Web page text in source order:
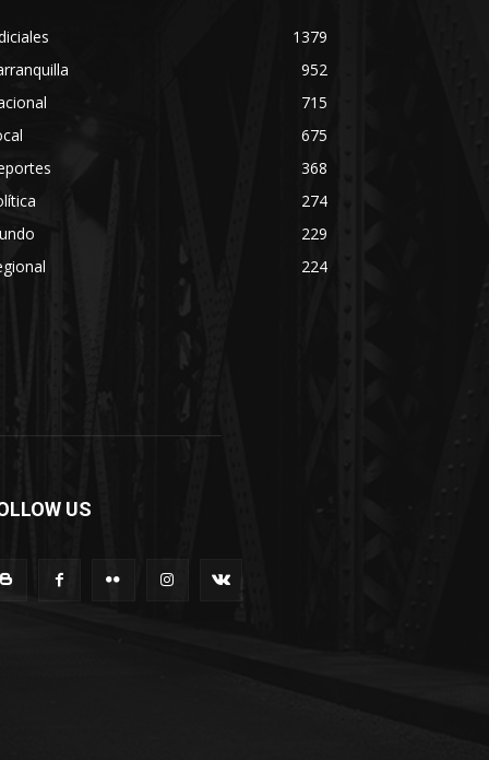
1379
952
715
675
368
274
229
224
US